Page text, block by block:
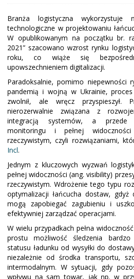
Branża logistyczna wykorzystuje
technologiczne w projektowaniu
W opublikowanym na początku br.
2021” szacowano wzrost rynku
roku, co wiąże się
upowszechnieniem digitalizacji.
Paradoksalnie, pomimo niepewności
pandemią i wojną w Ukrainie,
zwolnił, ale wręcz przyspieszył.
nierozerwalnie związana z
integracją systemów, a przede
monitoringu i pełnej
rzeczywistym, czyli rozwiązaniami,
Incl.
Jednym z kluczowych wyzwań
pełnej widoczności (ang. visibility)
rzeczywistym. Wdrożenie tego typu
optymalizacji łańcucha dostaw, gdyż
mogą zapobiegać zagubieniu i
efektywniej zarządzać operacjami.
W wielu przypadkach pełna
prostu możliwość śledzenia
statusu ładunku od wysyłki do
niezależnie od środka transportu,
intermodalnym. W sytuacji, gdy
wpływu na sam towar, jak np. w